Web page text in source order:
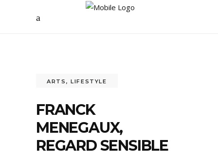
ARTS , LIFESTYLE
FRANCK
MENEGAUX,
REGARD SENSIBLE